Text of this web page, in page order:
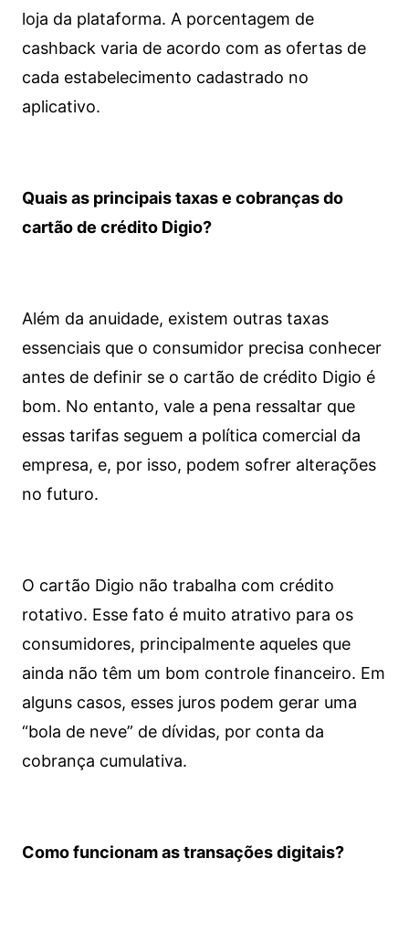
loja da plataforma. A porcentagem de
cashback varia de acordo com as ofertas de
cada estabelecimento cadastrado no
aplicativo.
Quais as principais taxas e cobranças do
cartão de crédito Digio?
Além da anuidade, existem outras taxas
essenciais que o consumidor precisa conhecer
antes de definir se o cartão de crédito Digio é
bom. No entanto, vale a pena ressaltar que
essas tarifas seguem a política comercial da
empresa, e, por isso, podem sofrer alterações
no futuro.
O cartão Digio não trabalha com crédito
rotativo. Esse fato é muito atrativo para os
consumidores, principalmente aqueles que
ainda não têm um bom controle financeiro. Em
alguns casos, esses juros podem gerar uma
“bola de neve” de dívidas, por conta da
cobrança cumulativa.
Como funcionam as transações digitais?